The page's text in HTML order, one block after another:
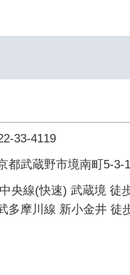
33-4119
都武蔵野市境南町5-3-
央線(快速) 武蔵境 徒
多摩川線 新小金井 徒